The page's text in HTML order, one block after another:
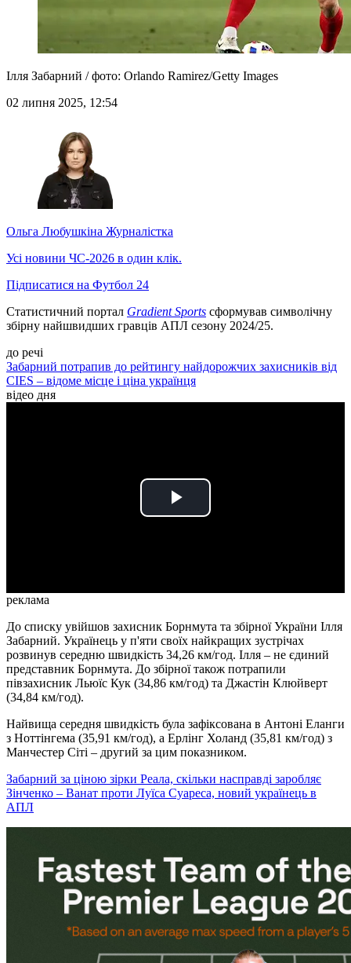
Ілля Забарний / фото: Orlando Ramirez/Getty Images
02 липня 2025, 12:54
Ольга Любушкіна Журналістка
Усі новини ЧС-2026 в один клік.
Підписатися на Футбол 24
Статистичний портал Gradient Sports сформував символічну
збірну найшвидших гравців АПЛ сезону 2024/25.
до речі
Забарний потрапив до рейтингу найдорожчих захисників від
CIES – відоме місце і ціна українця
відео дня
Play
реклама
До списку увійшов захисник Борнмута та збірної України Ілля
Забарний. Українець у п'яти своїх найкращих зустрічах
розвинув середню швидкість 34,26 км/год. Ілля – не єдиний
представник Борнмута. До збірної також потрапили
півзахисник Льюїс Кук (34,86 км/год) та Джастін Клюйверт
(34,84 км/год).
Найвища середня швидкість була зафіксована в Антоні Еланги
з Ноттінгема (35,91 км/год), а Ерлінг Холанд (35,81 км/год) з
Манчестер Сіті – другий за цим показником.
Забарний за ціною зірки Реала, скільки насправді заробляє
Зінченко – Ванат проти Луїса Суареса, новий українець в
АПЛ